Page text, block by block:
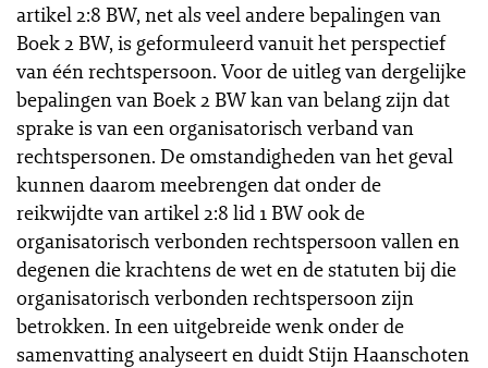
artikel 2:8 BW, net als veel andere bepalingen van
Boek 2 BW, is geformuleerd vanuit het perspectief
van één rechtspersoon. Voor de uitleg van dergelijke
bepalingen van Boek 2 BW kan van belang zijn dat
sprake is van een organisatorisch verband van
rechtspersonen. De omstandigheden van het geval
kunnen daarom meebrengen dat onder de
reikwijdte van artikel 2:8 lid 1 BW ook de
organisatorisch verbonden rechtspersoon vallen en
degenen die krachtens de wet en de statuten bij die
organisatorisch verbonden rechtspersoon zijn
betrokken. In een uitgebreide wenk onder de
samenvatting analyseert en duidt Stijn Haanschoten